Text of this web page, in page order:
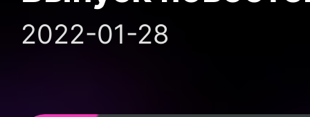
2022-01-28